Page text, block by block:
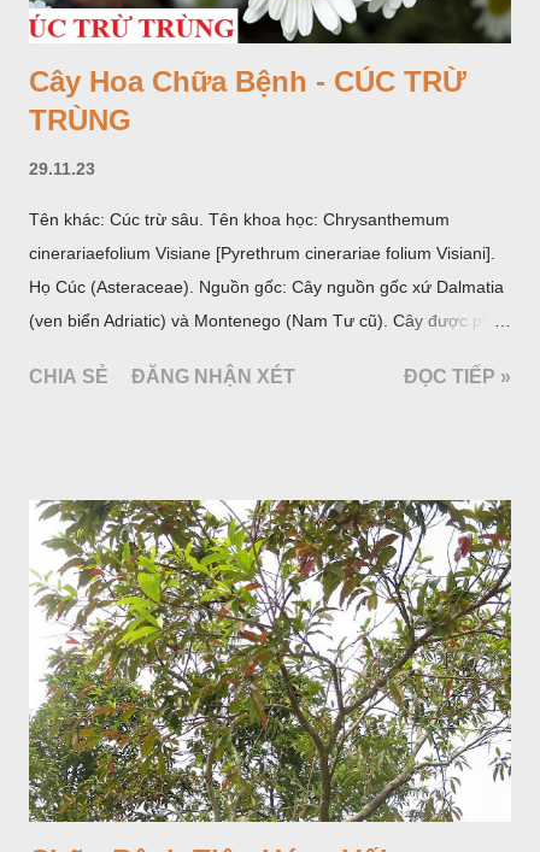
Cây Hoa Chữa Bệnh - CÚC TRỪ
TRÙNG
29.11.23
Tên khác: Cúc trừ sâu. Tên khoa học: Chrysanthemum
cinerariaefolium Visiane [Pyrethrum cinerariae folium Visiani].
Họ Cúc (Asteraceae). Nguồn gốc: Cây nguồn gốc xứ Dalmatia
(ven biển Adriatic) và Montenego (Nam Tư cũ). Cây được phân
trồng để khai thác: Pháp, Nga, Đức, Nam Tư (cũ), sau lan
Tam Đảo (Vĩnh Phúc), đã thu được kết quả ban đầu (những
năm 1560- 70); thường trồng đến năm thứ hai, thứ ba mới hái
hoa; trồng một lần thu hoạch 10 - 20 năm.
CHIA SẺ ĐĂNG NHẬN XÉT ĐỌC TIẾP »